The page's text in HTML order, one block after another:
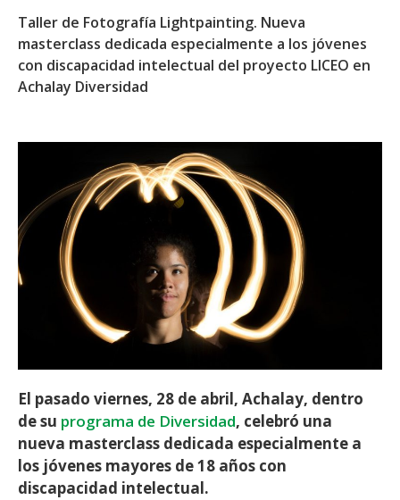
Taller de Fotografía Lightpainting. Nueva
masterclass dedicada especialmente a los jóvenes
con discapacidad intelectual del proyecto LICEO en
Achalay Diversidad
El pasado viernes, 28 de abril, Achalay, dentro
de su programa de Diversidad, celebró una
nueva masterclass dedicada especialmente a
los jóvenes mayores de 18 años con
discapacidad intelectual.